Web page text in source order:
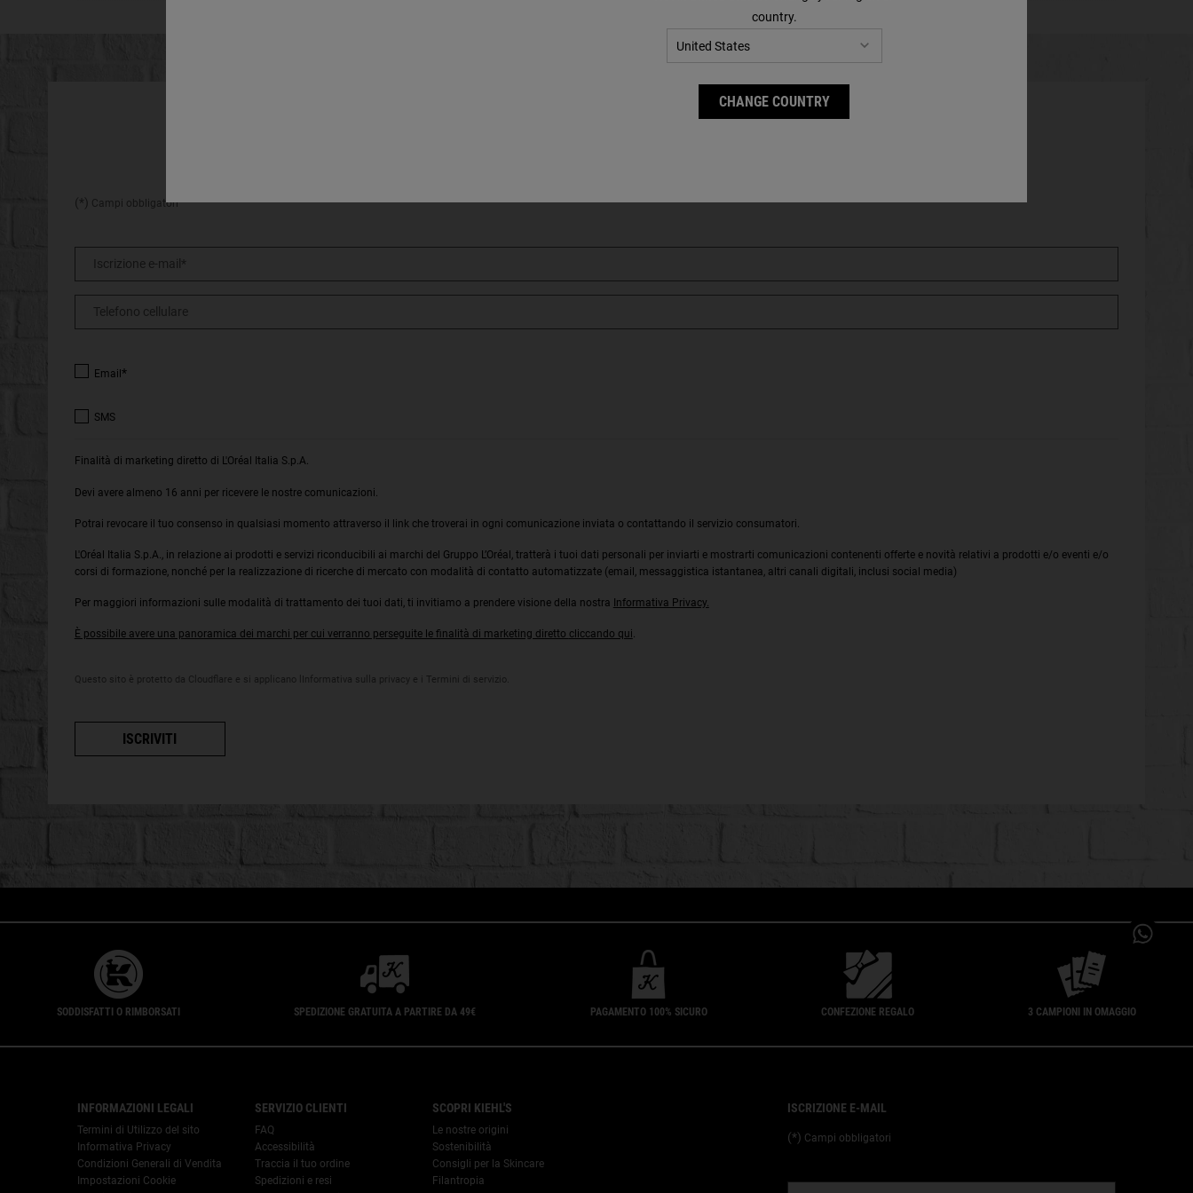
SHARE ON FACEBOOK
SHARE ON TWITTER
SHARE ON PINTEREST
HAI GIÀ APPROFITTATO DELLA NOSTRA OFFERTA DI BENVENUTO?
(*) Campi obbligatori
Iscrizione e-mail *
Telefono cellulare
Email *
SMS
Finalità di marketing diretto di L'Oréal Italia S.p.A.
Devi avere almeno 16 anni per ricevere le nostre comunicazioni.
Potrai revocare il tuo consenso in qualsiasi momento attraverso il link che troverai in ogni comunicazione inviata o contattando il servizio consumatori.
L'Oréal Italia S.p.A., in relazione ai prodotti e servizi riconducibili ai marchi del Gruppo L’Oréal, tratterà i tuoi dati personali per inviarti e mostrarti comunicazioni contenenti offerte e novità relativi a prodotti e/o eventi e/o
corsi di formazione, nonché per la realizzazione di ricerche di mercato con modalità di contatto automatizzate (email, messaggistica istantanea, altri canali digitali, inclusi social media)
Per maggiori informazioni sulle modalità di trattamento dei tuoi dati, ti invitiamo a prendere visione della nostra Informativa Privacy.
È possibile avere una panoramica dei marchi per cui verranno perseguite le finalità di marketing diretto cliccando qui.
Questo sito è protetto da Cloudflare e si applicano lInformativa sulla privacy e i Termini di servizio.
ISCRIVITI
SODDISFATTI O RIMBORSATI SPEDIZIONE GRATUITA A PARTIRE DA 49€ PAGAMENTO 100% SICURO CONFEZIONE REGALO 3 CAMPIONI IN OMAGGIO
INFORMAZIONI LEGALI
Termini di Utilizzo del sito
Informativa Privacy
Condizioni Generali di Vendita
Impostazioni Cookie
SERVIZIO CLIENTI
FAQ
Accessibilità
Traccia il tuo ordine
Spedizioni e resi
SCOPRI KIEHL'S
Le nostre origini
Sostenibilità
Consigli per la Skincare
Filantropia
ISCRIZIONE E-MAIL
(*) Campi obbligatori
country.
CHANGE COUNTRY